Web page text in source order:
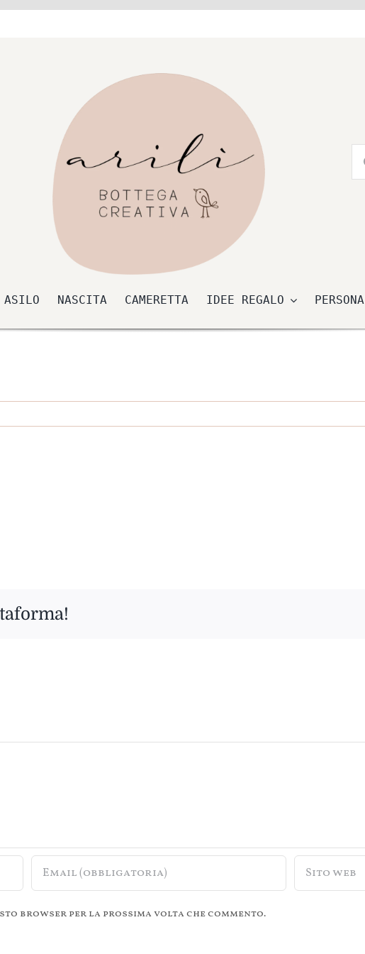
ASILO NASCITA CAMERETTA IDEE REGALO
browser per la prossima volta che commento.